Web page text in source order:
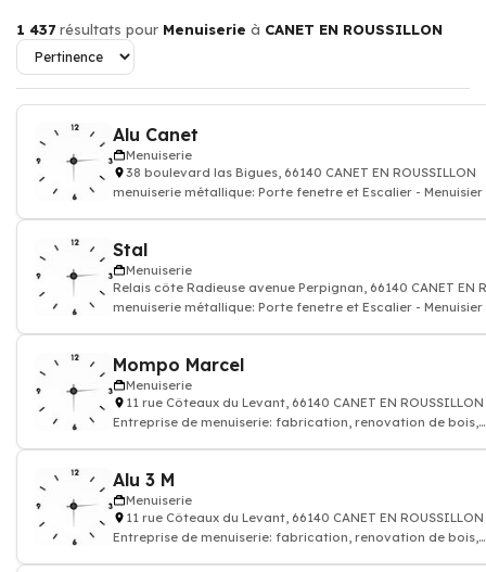
1 437 résultats pour Menuiserie à CANET EN ROUSSILLON
Alu Canet
Menuiserie
38 boulevard las Bigues, 66140 CANET EN ROUSSILLON
menuiserie métallique: Porte fenetre et Escalier - Menuisier
Stal
Menuiserie
Relais côte Radieuse avenue Perpignan, 66140 CANET EN
menuiserie métallique: Porte fenetre et Escalier - Menuisier
Mompo Marcel
Menuiserie
11 rue Côteaux du Levant, 66140 CANET EN ROUSSILLON
Entreprise de menuiserie: fabrication, renovation de bois,
Alu 3 M
Menuiserie
11 rue Côteaux du Levant, 66140 CANET EN ROUSSILLON
Entreprise de menuiserie: fabrication, renovation de bois,